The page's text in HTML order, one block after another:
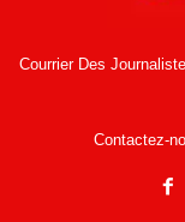
Courrier Des
Contactez-